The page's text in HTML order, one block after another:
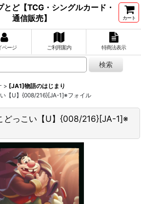
とど【TCG・シングルカード・
通信販売】
カート
ページ ご利用案内 特商法表示
> [JA1]物語のはじまり
【U】{008/216}[JA-1]※フォイル
どっこい【U】{008/216}[JA-1]※